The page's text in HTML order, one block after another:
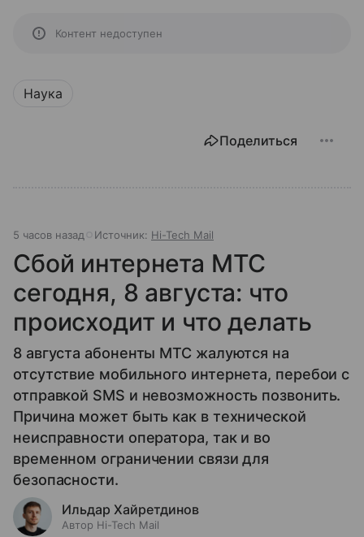
Контент недоступен
Наука
Поделиться
5 часов назад Источник: Hi-Tech Mail
Сбой интернета МТС
сегодня, 8 августа: что
происходит и что делать
8 августа абоненты МТС жалуются на
отсутствие мобильного интернета, перебои с
отправкой SMS и невозможность позвонить.
Причина может быть как в технической
неисправности оператора, так и во
временном ограничении связи для
безопасности.
Ильдар Хайретдинов
Автор Hi-Tech Mail